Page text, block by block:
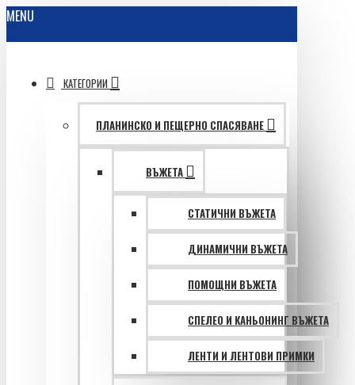
MENU
КАТЕГОРИИ
ПЛАНИНСКО И ПЕЩЕРНО СПАСЯВАНЕ
ВЪЖЕТА
СТАТИЧНИ ВЪЖЕТА
ДИНАМИЧНИ ВЪЖЕТА
ПОМОЩНИ ВЪЖЕТА
СПЕЛЕО И КАНЬОНИНГ ВЪЖЕТА
ЛЕНТИ И ЛЕНТОВИ ПРИМКИ